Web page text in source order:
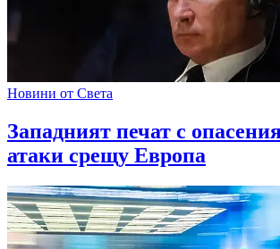
Новини от Света
Западният печат с
атаки срещу Европа